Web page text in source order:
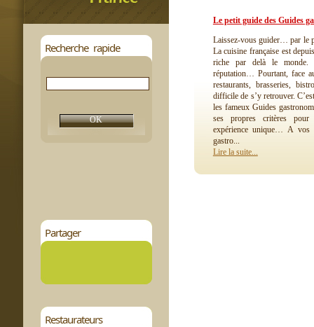
Recherche rapide
Partager
Restaurateurs
Le petit guide des Guides
Laissez-vous guider… par le
La cuisine française est
riche par delà le
réputation… Pourtant, face
restaurants, brasseries,
difficile de s’y retrouver.
les fameux Guides
ses propres critères
expérience unique… A vos
gastro...
Lire la suite...